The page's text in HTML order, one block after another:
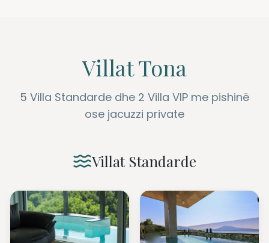
Villat Tona
5 Villa Standarde dhe 2 Villa VIP me pishinë
ose jacuzzi private
Villat Standarde